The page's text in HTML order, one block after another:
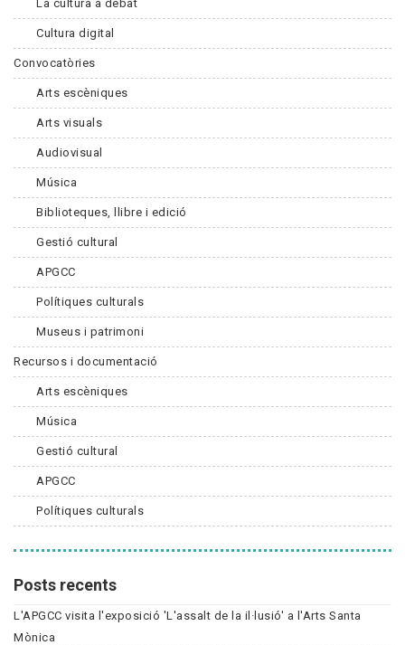
La cultura a debat
Cultura digital
Convocatòries
Arts escèniques
Arts visuals
Audiovisual
Música
Biblioteques, llibre i edició
Gestió cultural
APGCC
Polítiques culturals
Museus i patrimoni
Recursos i documentació
Arts escèniques
Música
Gestió cultural
APGCC
Polítiques culturals
Posts recents
L'APGCC visita l'exposició 'L'assalt de la il·lusió' a l'Arts Santa
Mònica